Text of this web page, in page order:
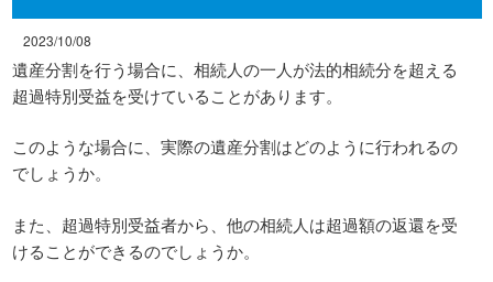
2023/10/08
遺産分割を行う場合に、相続人の一人が法的相続分を超える
超過特別受益を受けていることがあります。
このような場合に、実際の遺産分割はどのように行われるの
でしょうか。
また、超過特別受益者から、他の相続人は超過額の返還を受
けることができるのでしょうか。